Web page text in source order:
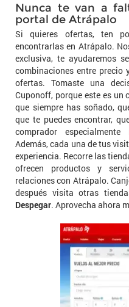
Nunca te van a
portal de Atrápalo
Si quieres ofertas, ten
encontrarlas en Atrápalo.
exclusiva, te ayudaremos
combinaciones entre
ofertas. Tomaste una
Cuponoff, porque este es
que siempre has soñado,
que te puedes encontrar,
comprador
Además, cada una de tus
experiencia. Recorre las
ofrecen productos y
relaciones con Atrápalo.
después visita otras
Despegar. Aprovecha ahora